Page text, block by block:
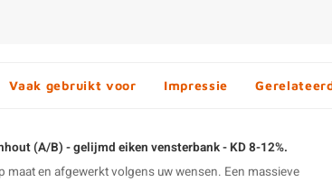
Vaak gebruikt voor Impressie
(A/B) - gelijmd eiken vensterbank - KD 8-12%.
en afgewerkt volgens uw wensen. Een massieve